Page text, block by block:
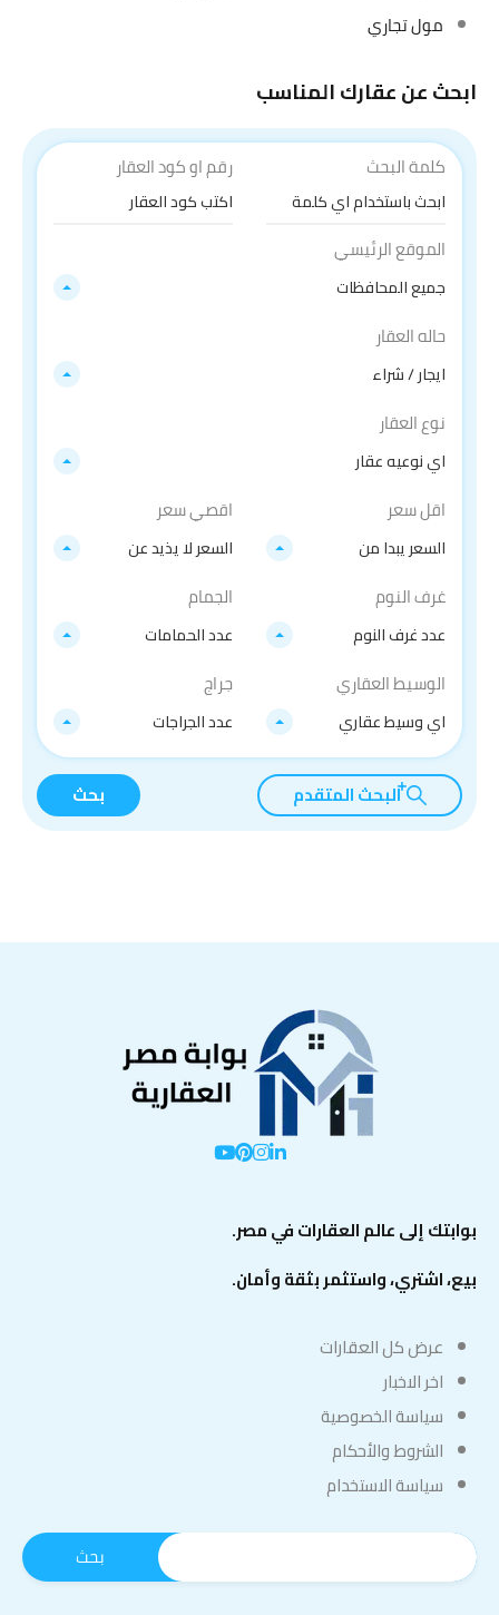
مول تجاري
ابحث عن عقارك المناسب
كلمة البحث رقم او كود العقار
الموقع الرئيسي
جميع المحافظات
حاله العقار
ايجار / شراء
نوع العقار
اي نوعيه عقار
اقل سعر
السعر يبدا من
اقصي سعر
السعر لا يذيد عن
غرف النوم
عدد غرف النوم
الجمام
عدد الحمامات
الوسيط العقاري
اي وسيط عقاري
جراج
عدد الجراجات
البحث المتقدم بحث
بوابتك إلى عالم العقارات في مصر.
بيع، اشتري، واستثمر بثقة وأمان.
عرض كل العقارات
اخر الاخبار
سياسة الخصوصية
الشروط والأحكام
سياسة الاستخدام